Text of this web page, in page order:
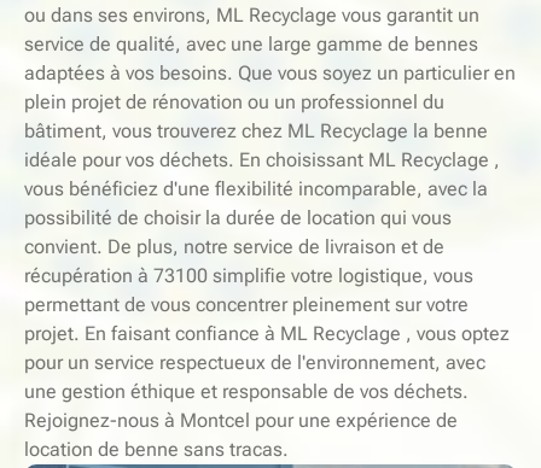
ou dans ses environs, ML Recyclage vous garantit un
service de qualité, avec une large gamme de bennes
adaptées à vos besoins. Que vous soyez un particulier en
plein projet de rénovation ou un professionnel du
bâtiment, vous trouverez chez ML Recyclage la benne
idéale pour vos déchets. En choisissant ML Recyclage ,
vous bénéficiez d'une flexibilité incomparable, avec la
possibilité de choisir la durée de location qui vous
convient. De plus, notre service de livraison et de
récupération à 73100 simplifie votre logistique, vous
permettant de vous concentrer pleinement sur votre
projet. En faisant confiance à ML Recyclage , vous optez
pour un service respectueux de l'environnement, avec
une gestion éthique et responsable de vos déchets.
Rejoignez-nous à Montcel pour une expérience de
location de benne sans tracas.